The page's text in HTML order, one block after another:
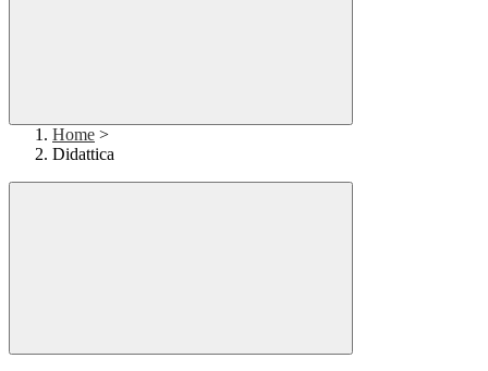
Home >
Didattica